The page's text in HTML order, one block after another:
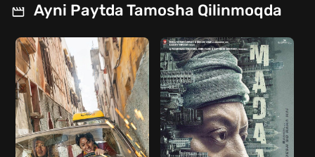
Ayni Paytda Tamosha Qilinmoqda